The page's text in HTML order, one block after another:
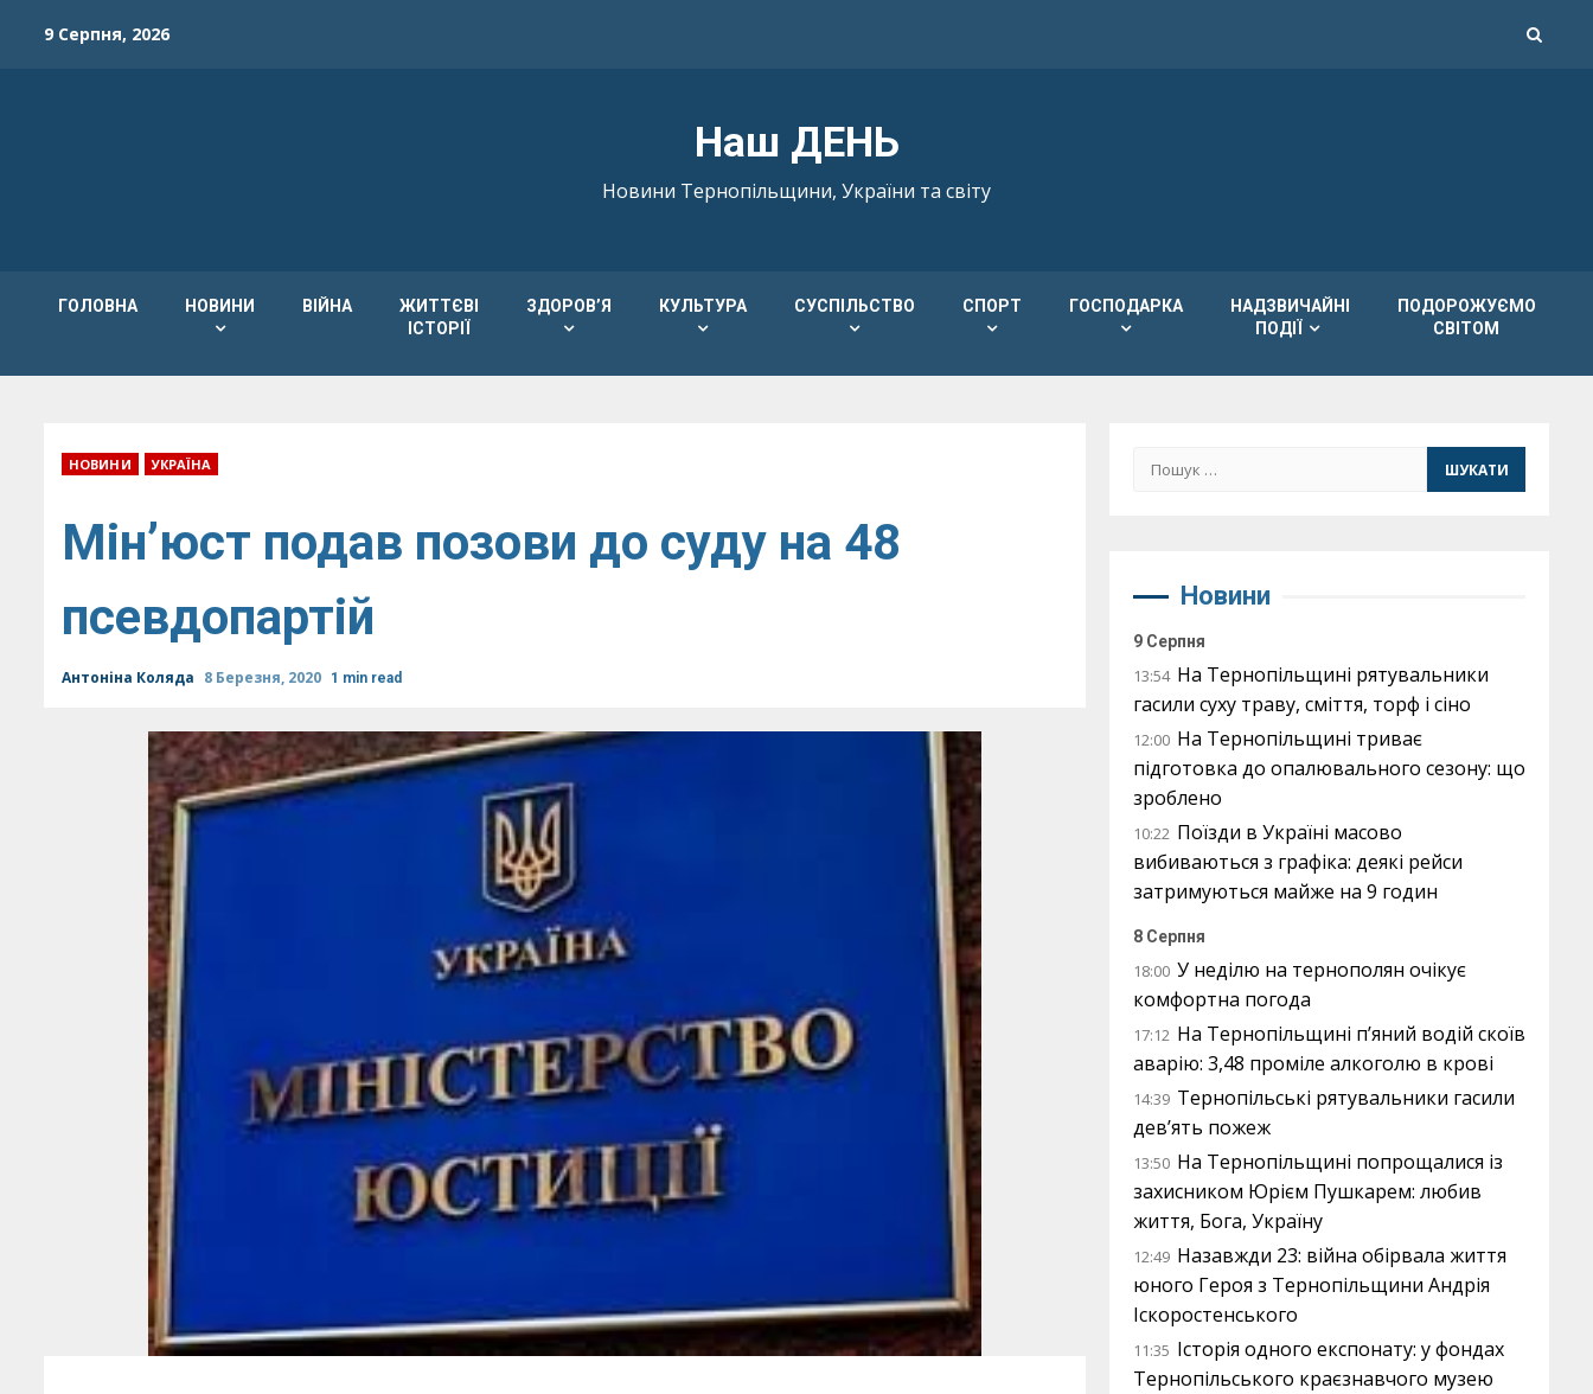
9 Серпня, 2026
Наш ДЕНЬ
Новини Тернопільщини, України та світу
ГОЛОВНА НОВИНИ ВІЙНА
ЖИТТЄВІ
ІСТОРІЇ
ЗДОРОВ’Я КУЛЬТУРА СУСПІЛЬСТВО СПОРТ ГОСПОДАРКА
НАДЗВИЧАЙНІ
ПОДІЇ
ПОДОРОЖУЄМО
СВІТОМ
НОВИНИ УКРАЇНА
Мін’юст подав позови до суду на 48
псевдопартій
Антоніна Коляда 8 Березня, 2020 1 min read
Пошук:
Новини
9 Серпня
13:54 На Тернопільщині рятувальники
гасили суху траву, сміття, торф і сіно
12:00 На Тернопільщині триває
підготовка до опалювального сезону: що
зроблено
10:22 Поїзди в Україні масово
вибиваються з графіка: деякі рейси
затримуються майже на 9 годин
8 Серпня
18:00 У неділю на тернополян очікує
комфортна погода
17:12 На Тернопільщині п’яний водій скоїв
аварію: 3,48 проміле алкоголю в крові
14:39 Тернопільські рятувальники гасили
дев’ять пожеж
13:50 На Тернопільщині попрощалися із
захисником Юрієм Пушкарем: любив
життя, Бога, Україну
12:49 Назавжди 23: війна обірвала життя
юного Героя з Тернопільщини Андрія
Іскоростенського
11:35 Історія одного експонату: у фондах
Тернопільського краєзнавчого музею